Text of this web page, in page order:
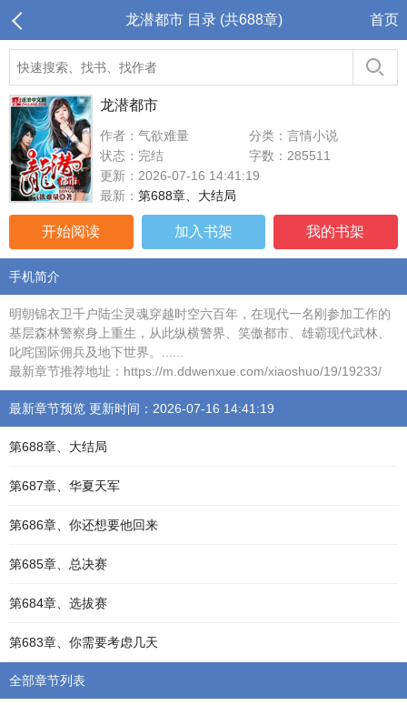
龙潜都市 目录 (共688章) 首页
龙潜都市
作者：气欲难量
分类：言情小说
状态：完结
字数：285511
更新：2026-07-16 14:41:19
最新： 第688章、大结局
开始阅读 加入书架 我的书架
手机简介
明朝锦衣卫千户陆尘灵魂穿越时空六百年，在现代一名刚参加工作的
基层森林警察身上重生，从此纵横警界、笑傲都市、雄霸现代武林、
叱咤国际佣兵及地下世界。......
最新章节推荐地址：https://m.ddwenxue.com/xiaoshuo/19/19233/
最新章节预览 更新时间：2026-07-16 14:41:19
第688章、大结局
第687章、华夏天军
第686章、你还想要他回来
第685章、总决赛
第684章、选拔赛
第683章、你需要考虑几天
全部章节列表